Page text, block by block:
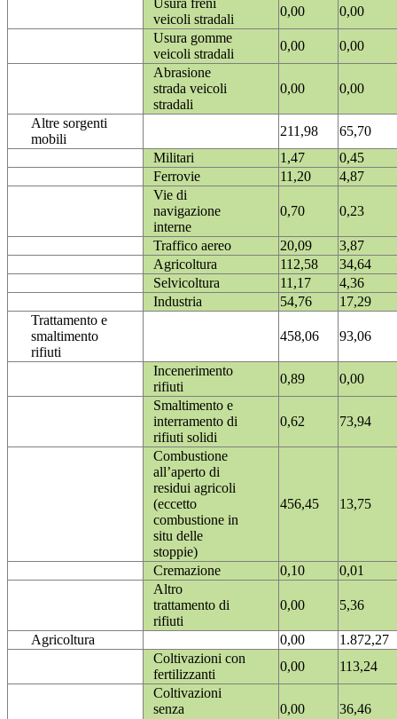
Usura freni
veicoli stradali
0,00
0,00
Usura gomme
veicoli stradali
0,00
0,00
Abrasione
strada veicoli
stradali
0,00 0,00
Altre sorgenti
mobili
211,98
65,70
Militari
1,47
0,45
Ferrovie
11,20
4,87
Vie di
navigazione
interne
0,70 0,23
Traffico aereo 20,09
3,87
Agricoltura
112,58
34,64
Selvicoltura
11,17
4,36
Industria
54,76
17,29
Trattamento e
smaltimento
rifiuti
458,06 93,06
Incenerimento
rifiuti
0,89
0,00
Smaltimento e
interramento di
rifiuti solidi
0,62 73,94
Combustione
all’aperto di
residui agricoli
(eccetto
combustione in
situ delle
stoppie)
456,45 13,75
Cremazione 0,10
0,01
Altro
trattamento di
rifiuti
0,00 5,36
Agricoltura 0,00
1.872,27
Coltivazioni con
fertilizzanti
0,00
113,24
Coltivazioni
senza
0,00 36,46